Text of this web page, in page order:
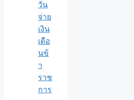
วัน
จ่าย
เงิน
เดือ
นข้
า
ราช
การ